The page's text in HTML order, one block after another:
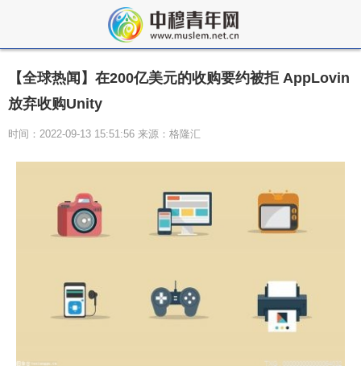
【全球热闻】在200亿美元的收购要约被拒 AppLovin
放弃收购Unity
时间：2022-09-13 15:51:56 来源：格隆汇